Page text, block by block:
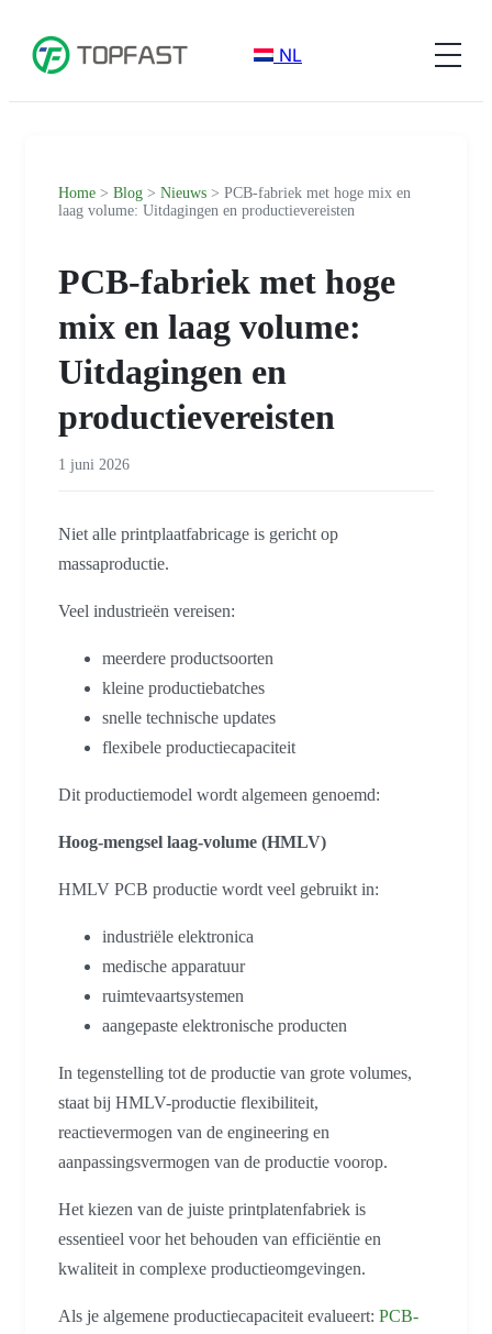
NL
Home > Blog > Nieuws > PCB-fabriek met hoge mix en
laag volume: Uitdagingen en productievereisten
PCB-fabriek met hoge
mix en laag volume:
Uitdagingen en
productievereisten
1 juni 2026
Niet alle printplaatfabricage is gericht op
massaproductie.
Veel industrieën vereisen:
meerdere productsoorten
kleine productiebatches
snelle technische updates
flexibele productiecapaciteit
Dit productiemodel wordt algemeen genoemd:
Hoog-mengsel laag-volume (HMLV)
HMLV PCB productie wordt veel gebruikt in:
industriële elektronica
medische apparatuur
ruimtevaartsystemen
aangepaste elektronische producten
In tegenstelling tot de productie van grote volumes,
staat bij HMLV-productie flexibiliteit,
reactievermogen van de engineering en
aanpassingsvermogen van de productie voorop.
Het kiezen van de juiste printplatenfabriek is
essentieel voor het behouden van efficiëntie en
kwaliteit in complexe productieomgevingen.
Als je algemene productiecapaciteit evalueert: PCB-